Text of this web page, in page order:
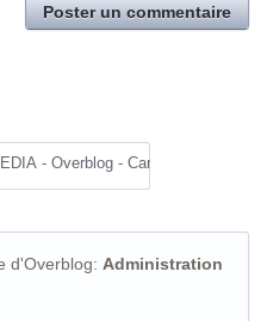
Poster un commentaire
d'Overblog: Administration